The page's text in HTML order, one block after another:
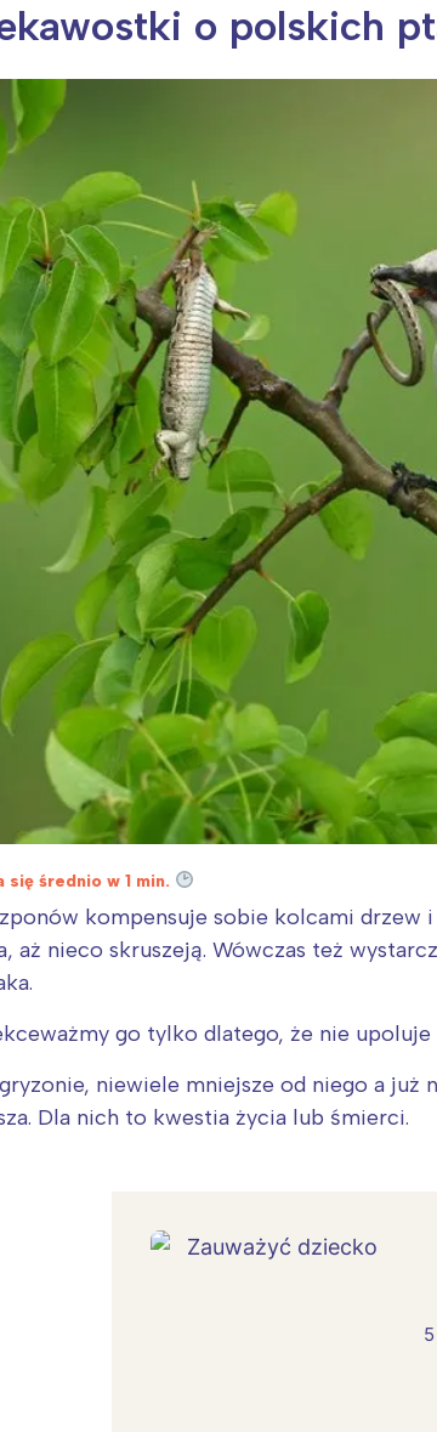
płocie
o polskich
się średnio w 1 min.
kompensuje sobie kolcami drzew
aż nieco skruszeją. Wówczas też
go tylko dlatego, że nie
niewiele mniejsze od niego a już
Dla nich to kwestia życia lub śmierci.